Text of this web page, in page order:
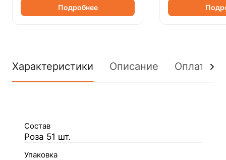
Подробнее
Характеристики Описание Оплата
Состав
Роза 51 шт.
Упаковка